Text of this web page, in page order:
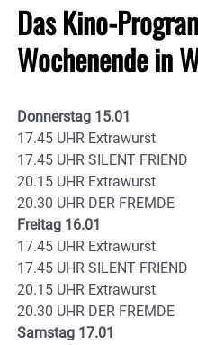
Das Kino-
Wochenende in
Donnerstag 15.01
17.45 UHR Extrawurst
17.45 UHR SILENT FRIEND
20.15 UHR Extrawurst
20.30 UHR DER FREMDE
Freitag 16.01
17.45 UHR Extrawurst
17.45 UHR SILENT FRIEND
20.15 UHR Extrawurst
20.30 UHR DER FREMDE
Samstag 17.01